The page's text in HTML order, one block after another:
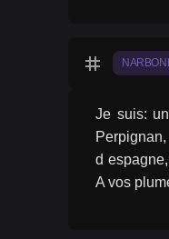
tag
Je suis:
d
A vos